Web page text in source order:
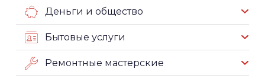
Деньги и общество
Бытовые услуги
Ремонтные мастерские